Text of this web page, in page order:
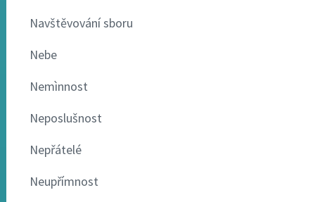
Navštěvování sboru
Nebe
Nemìnnost
Neposlušnost
Nepřátelé
Neupřímnost